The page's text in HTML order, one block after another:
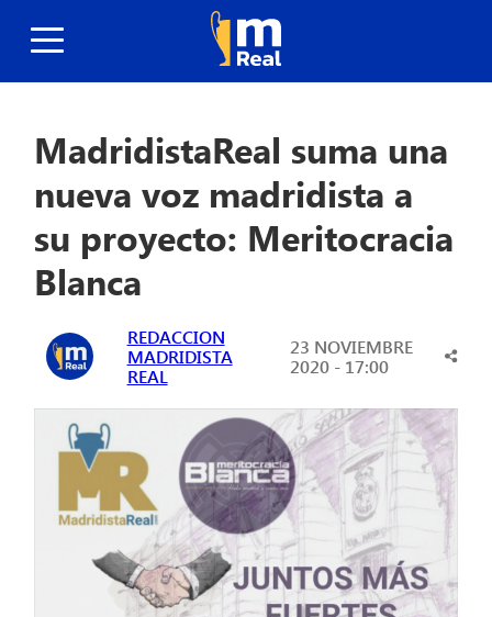
MadridistaReal suma una
nueva voz madridista a
su proyecto: Meritocracia
Blanca
REDACCION
MADRIDISTA
REAL
23 NOVIEMBRE
2020 - 17:00